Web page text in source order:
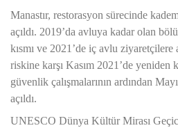
Manastır, restorasyon sürecinde
açıldı. 2019’da avluya kadar olan
kısmı ve 2021’de iç avlu ziyaretçilere
riskine karşı Kasım 2021’de yeniden
güvenlik çalışmalarının ardından
açıldı.
UNESCO Dünya Kültür Mirası